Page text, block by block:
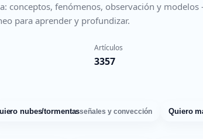
conceptos, fenómenos, observación y
para aprender y profundizar.
Artículos
3357
nubes/tormentasseñales y convección Quiero